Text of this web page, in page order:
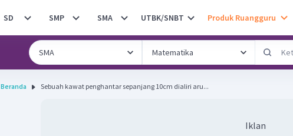
SD SMP SMA UTBK/SNBT Produk Ruangguru
Beranda Sebuah kawat penghantar sepanjang 10cm dialiri aru...
Iklan